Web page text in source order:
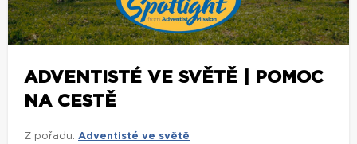
ADVENTISTÉ VE SVĚTĚ | POMOC
NA CESTĚ
Z pořadu: Adventisté ve světě